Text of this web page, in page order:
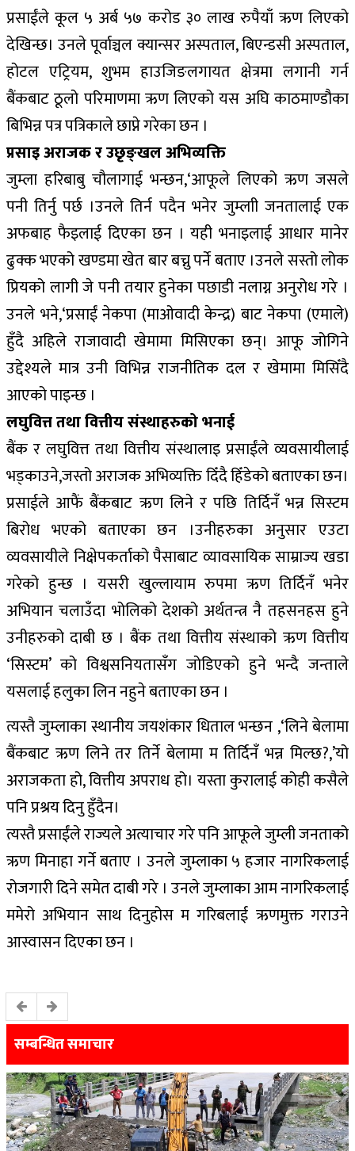
प्रसाईंले कूल ५ अर्ब ५७ करोड ३० लाख रुपैयाँ ऋण लिएको
देखिन्छ। उनले पूर्वाञ्चल क्यान्सर अस्पताल, बिएन्डसी अस्पताल,
होटल एट्रियम, शुभम हाउजिङलगायत क्षेत्रमा लगानी गर्न
बैंकबाट ठूलो परिमाणमा ऋण लिएको यस अघि काठमाण्डौका
बिभिन्न पत्र पत्रिकाले छाप्ने गरेका छन ।
प्रसाइ अराजक र उछृङ्खल अभिव्यक्ति
जुम्ला हरिबाबु चौलागाई भन्छन,‘आफूले लिएको ऋण जसले
पनी तिर्नु पर्छ ।उनले तिर्न पदैन भनेर जुम्लाी जनतालाई एक
अफबाह फैइलाई दिएका छन । यही भनाइलाई आधार मानेर
ढुक्क भएको खण्डमा खेत बार बच्नु पर्ने बताए ।उनले सस्तो लोक
प्रियको लागी जे पनी तयार हुनेका पछाडी नलाग्न अनुरोध गरे ।
उनले भने,‘प्रसाईं नेकपा (माओवादी केन्द्र) बाट नेकपा (एमाले)
हुँदै अहिले राजावादी खेमामा मिसिएका छन्। आफू जोगिने
उद्देश्यले मात्र उनी विभिन्न राजनीतिक दल र खेमामा मिसिँदै
आएको पाइन्छ ।
लघुवित्त तथा वित्तीय संस्थाहरुको भनाई
बैंक र लघुवित्त तथा वित्तीय संस्थालाइ प्रसाईंले व्यवसायीलाई
भड्काउने,जस्तो अराजक अभिव्यक्ति दिँदै हिँडेको बताएका छन।
प्रसाईले आफैं बैंकबाट ऋण लिने र पछि तिर्दिनँ भन्न सिस्टम
बिरोध भएको बताएका छन ।उनीहरुका अनुसार एउटा
व्यवसायीले निक्षेपकर्ताको पैसाबाट व्यावसायिक साम्राज्य खडा
गरेको हुन्छ । यसरी खुल्लायाम रुपमा ऋण तिर्दिनँ भनेर
अभियान चलाउँदा भोलिको देशको अर्थतन्त्र नै तहसनहस हुने
उनीहरुको दाबी छ । बैंक तथा वित्तीय संस्थाको ऋण वित्तीय
‘सिस्टम’ को विश्वसनियतासँग जोडिएको हुने भन्दै जन्ताले
यसलाई हलुका लिन नहुने बताएका छन ।
त्यस्तै जुम्लाका स्थानीय जयशंकार धिताल भन्छन ,‘लिने बेलामा
बैंकबाट ऋण लिने तर तिर्ने बेलामा म तिर्दिनँ भन्न मिल्छ?,’यो
अराजकता हो, वित्तीय अपराध हो। यस्ता कुरालाई कोही कसैले
पनि प्रश्रय दिनु हुँदैन।
त्यस्तै प्रसाईंले राज्यले अत्याचार गरे पनि आफूले जुम्ली जनताको
ऋण मिनाहा गर्ने बताए । उनले जुम्लाका ५ हजार नागरिकलाई
रोजगारी दिने समेत दाबी गरे । उनले जुम्लाका आम नागरिकलाई
ममेरो अभियान साथ दिनुहोस म गरिबलाई ऋणमुक्त गराउने
आस्वासन दिएका छन ।
सम्बन्धित समाचार